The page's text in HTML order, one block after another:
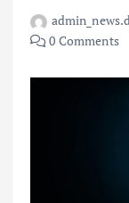
0 Comments